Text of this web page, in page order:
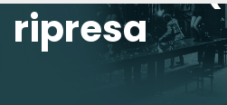
ripresa